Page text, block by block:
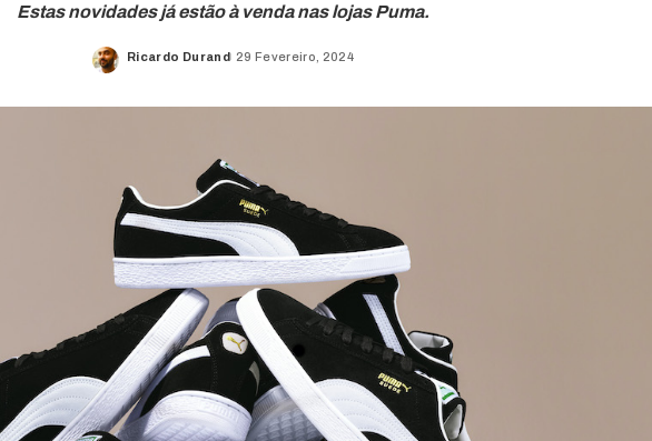
Estas novidades já estão à venda nas lojas Puma.
Posted
Ricardo Durand 29 Fevereiro, 2024